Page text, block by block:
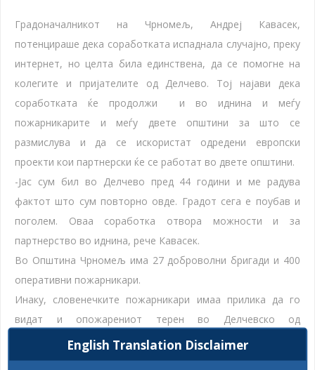
Градоначалникот на Чрномељ, Андреј Кавасек,
потенцираше дека соработката испаднала случајно, преку
интернет, но целта била единствена, да се помогне на
колегите и пријателите од Делчево. Тој најави дека
соработката ќе продолжи и во иднина и меѓу
пожарникарите и меѓу двете општини за што се
размислува и да се искористат одредени европски
проекти кои партнерски ќе се работат во двете општини.
-Јас сум бил во Делчево пред 44 години и ме радува
фактот што сум повторно овде. Градот сега е поубав и
поголем. Оваа соработка отвора можности и за
партнерство во иднина, рече Кавасек.
Во Општина Чрномељ има 27 доброволни бригади и 400
оперативни пожарникари.
Инаку, словенечките пожарникари имаа прилика да го
видат и опожарениот терен во Делчевско од
минатогодишните пожари, да се запознаат и со условите
и со опремата за работа на делчевските пожарникари.
English Translation Disclaimer